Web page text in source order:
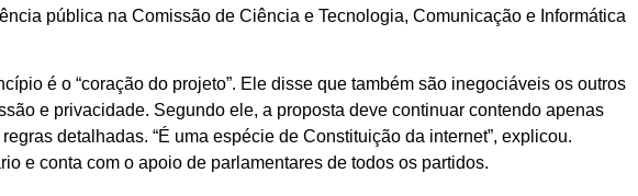
pública na Comissão de Ciência e Tecnologia, Comunicação e Informática
é o “coração do projeto”. Ele disse que também são inegociáveis os outros
e privacidade. Segundo ele, a proposta deve continuar contendo apenas
detalhadas. “É uma espécie de Constituição da internet”, explicou.
e conta com o apoio de parlamentares de todos os partidos.